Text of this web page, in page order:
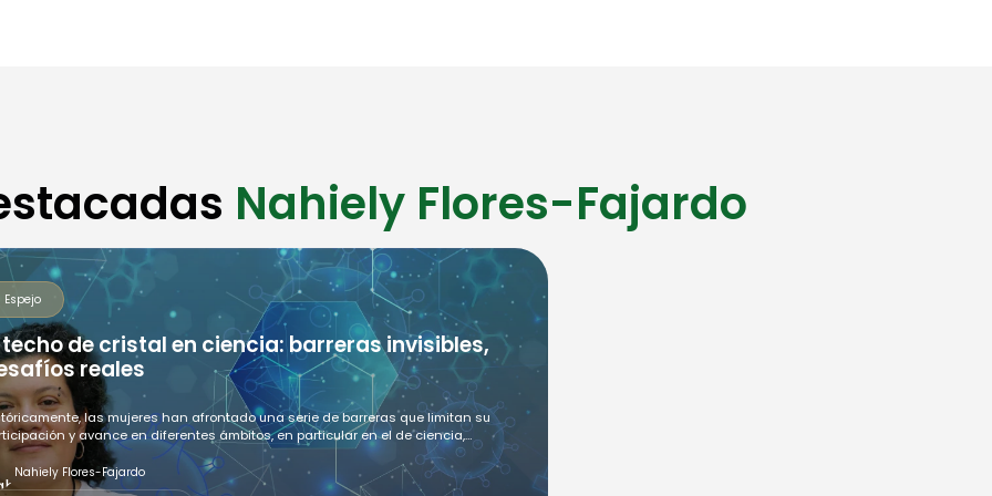
Nahiely Flores-Fajardo
Espejo
techo de cristal en ciencia: barreras invisibles,
reales
las mujeres han afrontado una serie de barreras que limitan su
y avance en diferentes ámbitos, en particular en el de ciencia,
e innovación.
Nahiely Flores-Fajardo